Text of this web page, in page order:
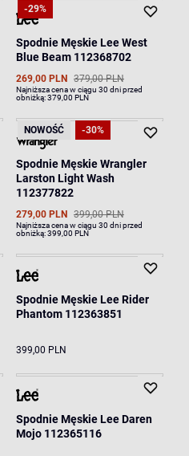
-29%
Spodnie Męskie Lee West
Blue Beam 112368702
269,00 PLN 379,00 PLN
Najniższa cena w ciągu 30 dni przed
obniżką:379,00 PLN
NOWOŚĆ -30%
Spodnie Męskie Wrangler
Larston Light Wash
112377822
279,00 PLN 399,00 PLN
Najniższa cena w ciągu 30 dni przed
obniżką:399,00 PLN
Spodnie Męskie Lee Rider
Phantom 112363851
399,00 PLN
Spodnie Męskie Lee Daren
Mojo 112365116